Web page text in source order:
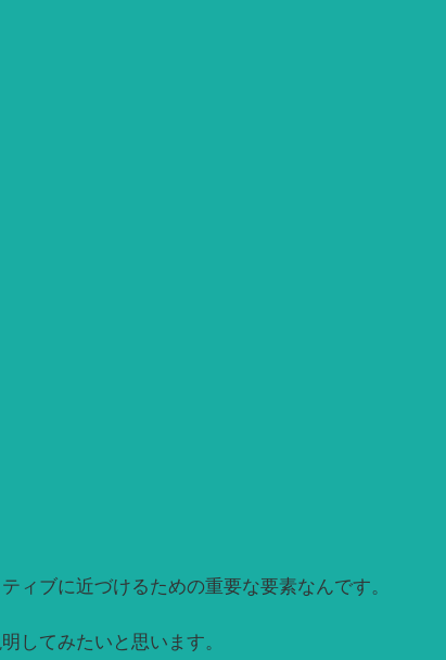
ィブに近づけるための重要な要素なんです。
してみたいと思います。